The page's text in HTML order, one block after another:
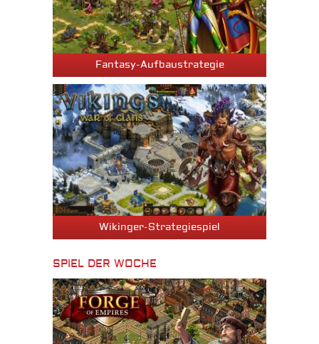
Fantasy-Aufbaustrategie
Wikinger-Strategiespiel
SPIEL DER WOCHE